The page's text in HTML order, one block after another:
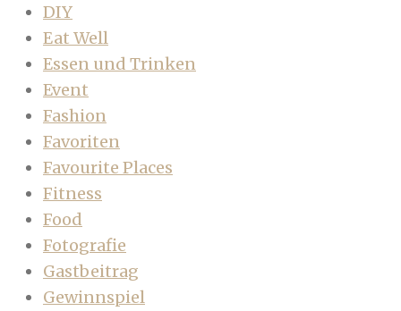
DIY
Eat Well
Essen und Trinken
Event
Fashion
Favoriten
Favourite Places
Fitness
Food
Fotografie
Gastbeitrag
Gewinnspiel